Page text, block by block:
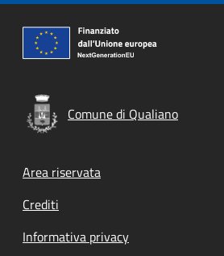
Comune di Qualiano
Footer menu
Area riservata
Crediti
Informativa privacy